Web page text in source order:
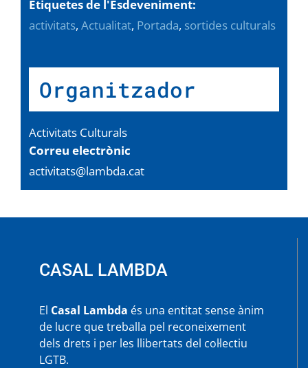
Etiquetes de l'Esdeveniment:
activitats, Actualitat, Portada, sortides culturals
Organitzador
Activitats Culturals
Correu electrònic
activitats@lambda.cat
CASAL LAMBDA
El Casal Lambda és una entitat sense ànim
de lucre que treballa pel reconeixement
dels drets i per les llibertats del col·lectiu
LGTB.